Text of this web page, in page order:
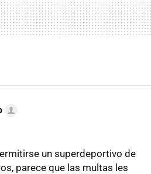
un superdeportivo de
parece que las multas les